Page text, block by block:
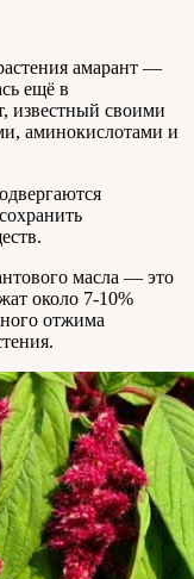
амарант —
ещё в
известный своими
аминокислотами и
масла — это
около 7-10%
отжима